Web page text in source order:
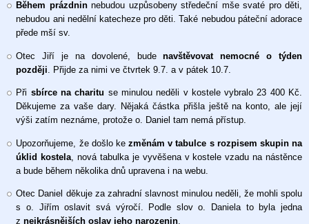
Během prázdninnebudou uzpůsobeny středeční mše svaté pro děti,
nebudou ani nedělní katecheze pro děti. Také nebudou páteční adorace
přede mší sv.
Otec Jiří je na dovolené, budenavštěvovat nemocné o týden
později . Přijde za nimi ve čtvrtek 9.7. a v pátek 10.7.
Při sbírce na charitu se minulou neděli v kostele vybralo 23 400 Kč.
Děkujeme za vaše dary. Nějaká částka přišla ještě na konto, ale její
výši zatím neznáme, protože o. Daniel tam nemá přístup.
Upozorňujeme, že došlo kezměnám v tabulce s rozpisem skupin na
úklid kostela , nová tabulka je vyvěšena v kostele vzadu na nástěnce
a bude během několika dnů upravena i na webu.
Otec Daniel děkuje za zahradní slavnost minulou neděli, že mohli spolu
s o. Jiřím oslavit svá výročí. Podle slov o. Daniela to byla jedna
znejkrásnějších oslav jeho narozenin.